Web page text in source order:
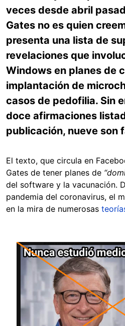
veces desde abril
Gates no es quien
presenta una lista de
revelaciones que
Windows en planes de
implantación de
casos de pedofilia. Sin
doce afirmaciones
publicación, nueve son
El texto, que circula en
Gates de tener planes de
del software y la vacunación.
pandemia del coronavirus, el
en la mira de numerosas
Image